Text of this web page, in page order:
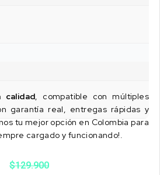
calidad, compatible con múltiples
garantía real, entregas rápidas y
tu mejor opción en Colombia para
cargado y funcionando!.
$129.900